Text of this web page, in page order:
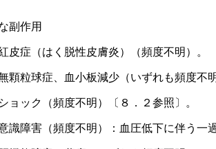
副作用
症（はく脱性皮膚炎）（頻度不明）。
粒球症、血小板減少（いずれも頻度不明
ック（頻度不明）〔８．２参照〕。
障害（頻度不明）：血圧低下に伴う一